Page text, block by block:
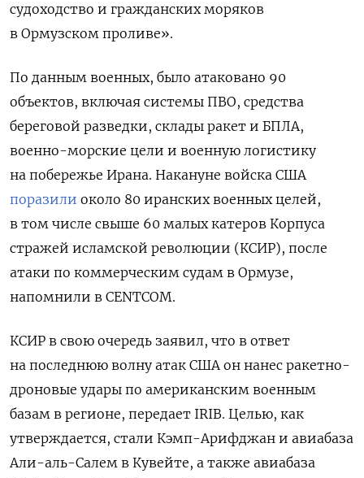
судоходство и гражданских моряков
в Ормузском проливе».
По данным военных, было атаковано 90
объектов, включая системы ПВО, средства
береговой разведки, склады ракет и БПЛА,
военно-морские цели и военную логистику
на побережье Ирана. Накануне войска США
поразили около 80 иранских военных целей,
в том числе свыше 60 малых катеров Корпуса
стражей исламской революции (КСИР), после
атаки по коммерческим судам в Ормузе,
напомнили в CENTCOM.
КСИР в свою очередь заявил, что в ответ
на последнюю волну атак США он нанес ракетно-
дроновые удары по американским военным
базам в регионе, передает IRIB. Целью, как
утверждается, стали Кэмп-Арифджан и авиабаза
Али-аль-Салем в Кувейте, а также авиабаза